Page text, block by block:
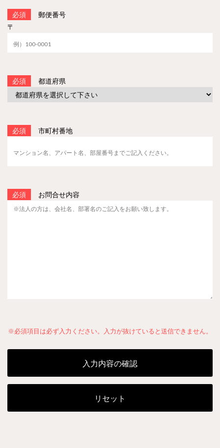
必須
郵便番号
〒
必須 都道府県
必須 市町村番地
必須 お問合せ内容
※必須項目は必ず入力ください。入力が抜けていると送信できません。